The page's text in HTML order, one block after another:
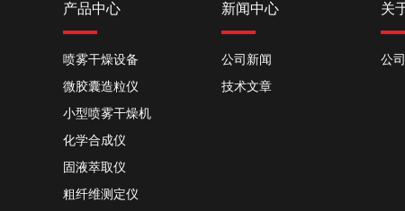
产品中心
喷雾干燥设备
微胶囊造粒仪
小型喷雾干燥机
化学合成仪
固液萃取仪
粗纤维测定仪
新闻中心
公司新闻
技术文章
关
公